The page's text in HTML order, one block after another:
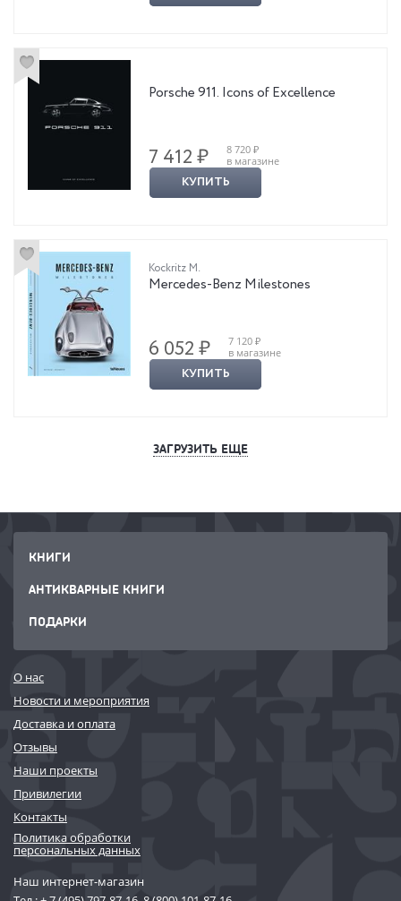
Porsche 911. Icons of Excellence
7 412 ₽
8 720 ₽
в магазине
КУПИТЬ
Kockritz M.
Mercedes-Benz Milestones
6 052 ₽
7 120 ₽
в магазине
КУПИТЬ
ЗАГРУЗИТЬ ЕЩЕ
КНИГИ
АНТИКВАРНЫЕ КНИГИ
ПОДАРКИ
О нас
Новости и мероприятия
Доставка и оплата
Отзывы
Наши проекты
Привилегии
Контакты
Политика обработки
персональных данных
Наш интернет-магазин